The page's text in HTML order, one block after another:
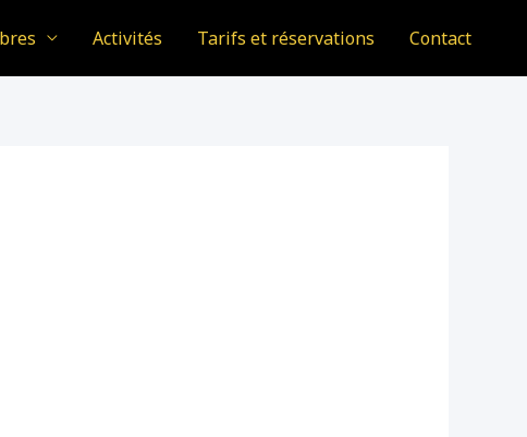
Activités Tarifs et réservations Contact